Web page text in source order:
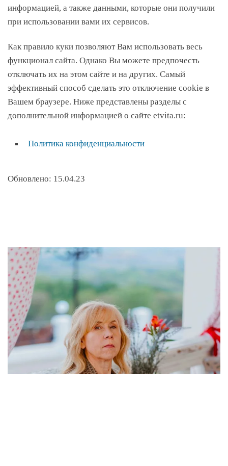
информацией, а также данными, которые они получили
при использовании вами их сервисов.
Как правило куки позволяют Вам использовать весь
функционал сайта. Однако Вы можете предпочесть
отключать их на этом сайте и на других. Самый
эффективный способ сделать это отключение cookie в
Вашем браузере. Ниже представлены разделы с
дополнительной информацией о сайте etvita.ru:
Политика конфиденциальности
Обновлено: 15.04.23